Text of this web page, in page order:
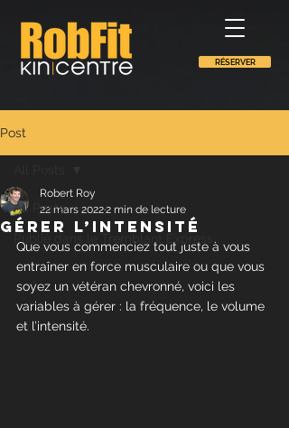
RÉSERVER
Post
All Posts
Publié dans le Tremblant Express
Gérer l’intensité
Robert Roy
22 mars 20222 min de lecture
Que vous commenciez tout juste à vous
entraîner en force musculaire ou que vous
soyez un vétéran chevronné, voici les
variables à gérer : la fréquence, le volume
et l’intensité.